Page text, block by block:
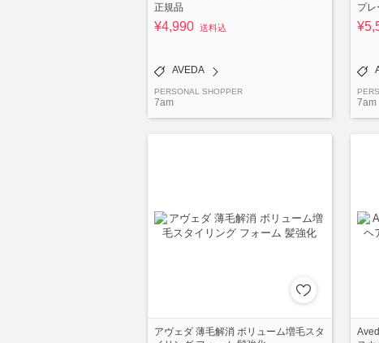
正規品
¥4,990 送料込
AVEDA
PERSONAL SHOPPER
7am
プレ
7am
アヴェダ 薄毛解消 ボリューム増毛スタ